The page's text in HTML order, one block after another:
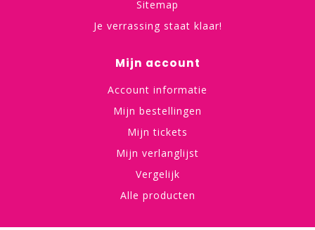
Sitemap
Je verrassing staat klaar!
Mijn account
Account informatie
Mijn bestellingen
Mijn tickets
Mijn verlanglijst
Vergelijk
Alle producten